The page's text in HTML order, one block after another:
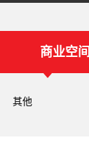
商业空间
其他